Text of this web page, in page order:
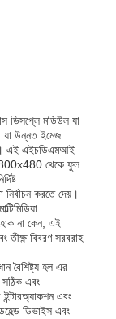
ডিসপ্লে মডিউল যা
যা উন্নত ইমেজ
এই এইচডিএমআই
800x480 থেকে ফুল
করতে দেয়।
না কেন, এই
তীক্ষ্ণ বিবরণ সরবরাহ
বৈশিষ্ট্য হল এর
সঠিক এবং
ইন্টারঅ্যাকশন এবং
ডিভাইস এবং